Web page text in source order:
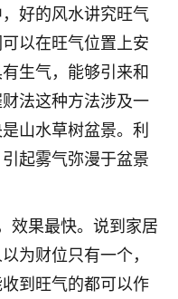
好的风水讲究旺气
以在旺气位置上安
生气，能够引来和
法这种方法涉及一
山水草树盆景。利
起雾气弥漫于盆景
效果最快。说到家居
为财位只有一个，
到旺气的都可以作
18
学，一说她就要死要活
朋友给我推荐的慧来老
这半年来，法事一个个
，不期望她能考多好的
读了，身体心理都健健
！
16